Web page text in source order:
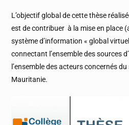
L’objectif global de cette thèse
est de contribuer à la mise en place
système d’information « global
connectant l’ensemble des sources
l’ensemble des acteurs concernés
Mauritanie.